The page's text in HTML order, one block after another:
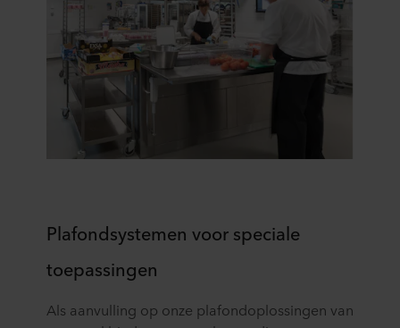
Plafondsystemen voor speciale
toepassingen
Als aanvulling op onze plafondoplossingen van